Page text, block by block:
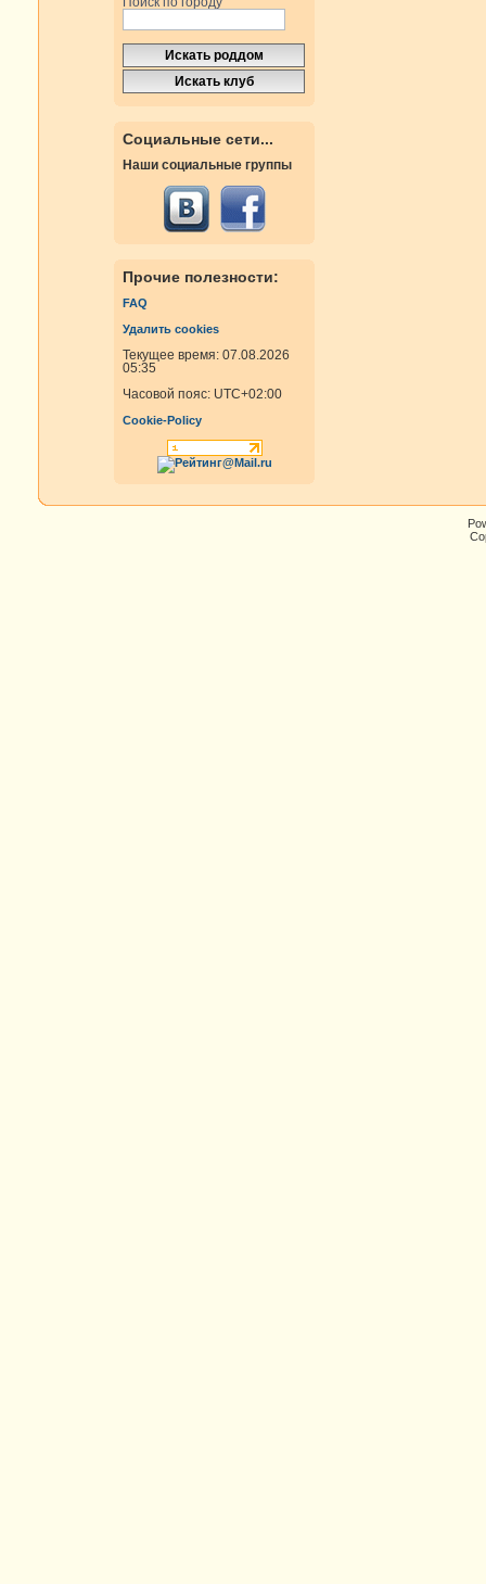
Социальные сети...
Наши социальные группы
Прочие полезности:
FAQ
Удалить cookies
Текущее время: 07.08.2026
05:35
Часовой пояс: UTC+02:00
Cookie-Policy